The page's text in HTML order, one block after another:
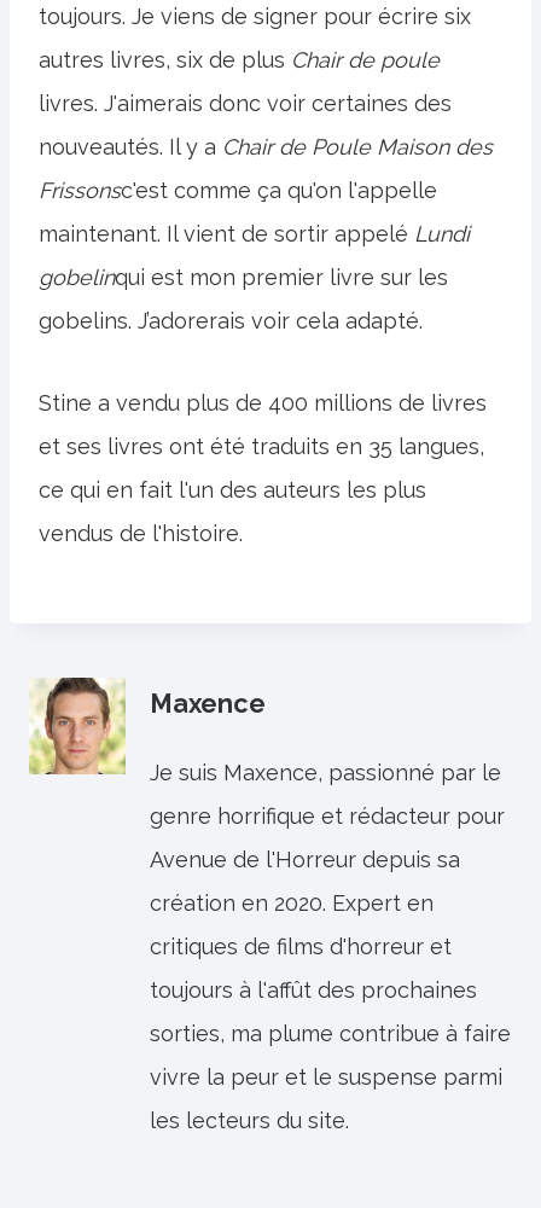
toujours. Je viens de signer pour écrire six
autres livres, six de plus Chair de poule
livres. J'aimerais donc voir certaines des
nouveautés. Il y a Chair de Poule Maison des
Frissonsc'est comme ça qu'on l'appelle
maintenant. Il vient de sortir appelé Lundi
gobelinqui est mon premier livre sur les
gobelins. J’adorerais voir cela adapté.
Stine a vendu plus de 400 millions de livres
et ses livres ont été traduits en 35 langues,
ce qui en fait l'un des auteurs les plus
vendus de l'histoire.
Maxence
Je suis Maxence, passionné par le
genre horrifique et rédacteur pour
Avenue de l'Horreur depuis sa
création en 2020. Expert en
critiques de films d'horreur et
toujours à l'affût des prochaines
sorties, ma plume contribue à faire
vivre la peur et le suspense parmi
les lecteurs du site.